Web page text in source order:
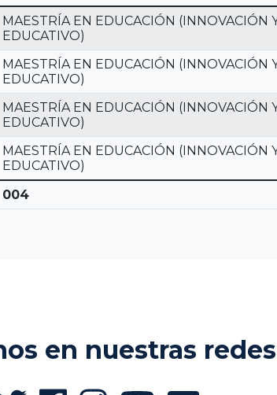
MAESTRÍA EN EDUCACIÓN (INNOVACIÓN
EDUCATIVO)
MAESTRÍA EN EDUCACIÓN (INNOVACIÓN
EDUCATIVO)
MAESTRÍA EN EDUCACIÓN (INNOVACIÓN
EDUCATIVO)
MAESTRÍA EN EDUCACIÓN (INNOVACIÓN
EDUCATIVO)
004
en nuestras redes